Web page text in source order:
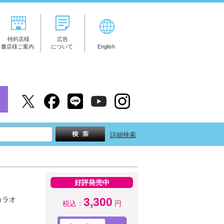
特約店様
書店様ご案内
広告
について
English
詳細検索
オ
好評発売中
税込： 3,300 円